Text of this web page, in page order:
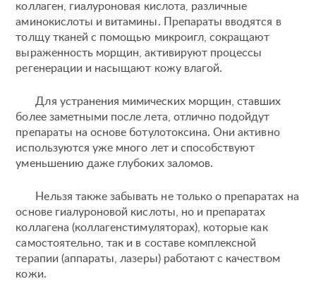
Пластические операции
Пластические хирурги
Пациентам пластической хирургии
Процедуры Врачи-косметологи
Пациентам косметологии Оборудование
коллаген, гиалуроновая кислота, различные
аминокислоты и витамины. Препараты вводятся в
толщу тканей с помощью микроигл, сокращают
выраженность морщин, активируют процессы
регенерации и насыщают кожу влагой.
Для устранения мимических морщин, ставших
более заметными после лета, отлично подойдут
препараты на основе ботулотоксина. Они активно
используются уже много лет и способствуют
уменьшению даже глубоких заломов.
Нельзя также забывать не только о препаратах на
основе гиалуроновой кислоты, но и препаратах
коллагена (коллагенстимуляторах), которые как
самостоятельно, так и в составе комплексной
терапии (аппараты, лазеры) работают с качеством
кожи.